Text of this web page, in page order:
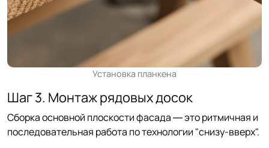
Установка планкена
Шаг 3. Монтаж рядовых досок
Сборка основной плоскости фасада — это ритмичная и
последовательная работа по технологии "снизу-вверх".